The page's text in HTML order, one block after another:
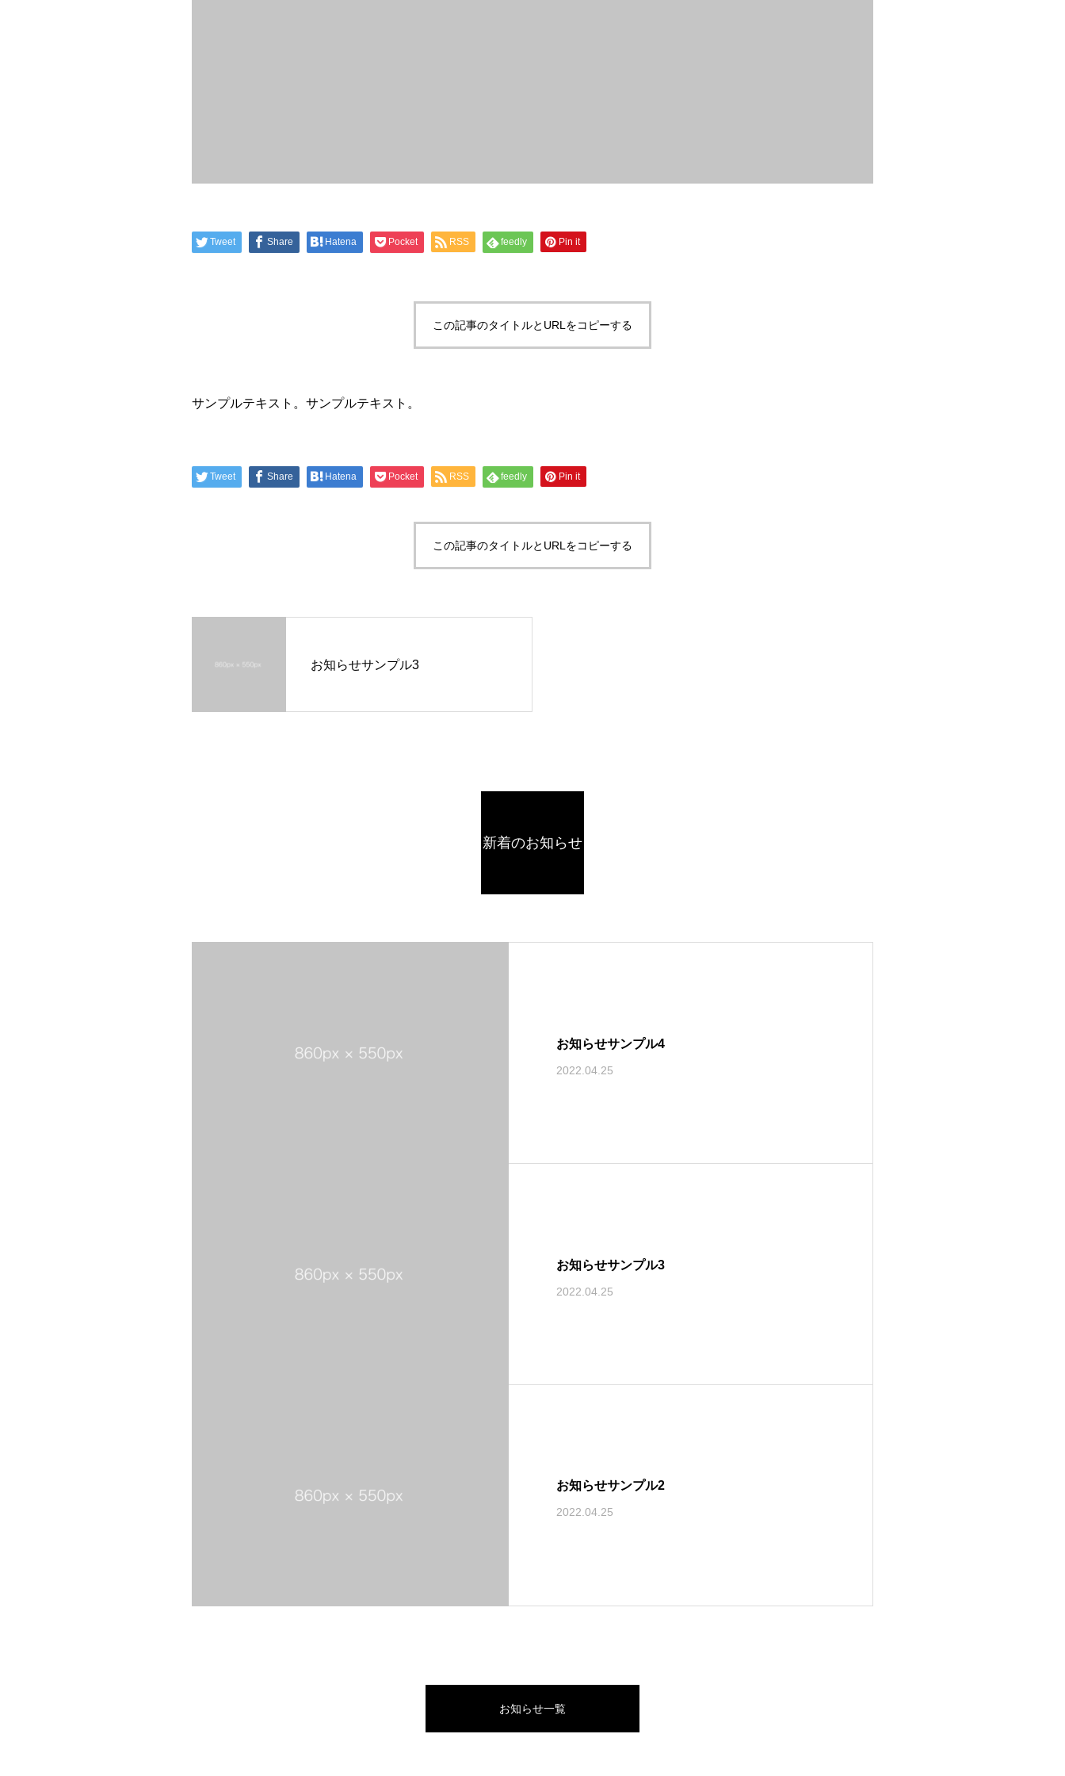
Tweet Share Hatena Pocket RSS feedly Pin it
この記事のタイトルとURLをコピーする
サンプルテキスト。サンプルテキスト。
Tweet Share Hatena Pocket RSS feedly Pin it
この記事のタイトルとURLをコピーする
お知らせサンプル3
新着のお知らせ
お知らせサンプル4
2022.04.25
お知らせサンプル3
2022.04.25
お知らせサンプル2
2022.04.25
お知らせ一覧